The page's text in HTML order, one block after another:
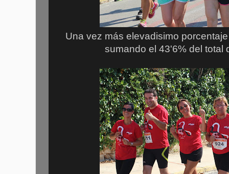
Una vez más elevadisimo
sumando el 43'6% del total